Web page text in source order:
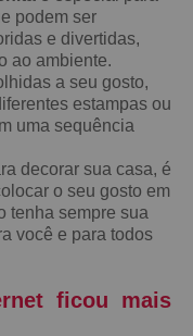
podem ser
e divertidas,
ao ambiente.
a seu gosto,
estampas ou
uma sequência
decorar sua casa, é
o seu gosto em
tenha sempre sua
você e para todos
ficou mais